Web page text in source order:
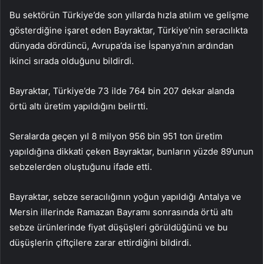
Bu sektörün Türkiye’de son yıllarda hızla atılım ve gelişme
gösterdiğine işaret eden Bayraktar, Türkiye’nin seracılıkta
dünyada dördüncü, Avrupa’da ise İspanya’nın ardından
ikinci sırada olduğunu bildirdi.
Bayraktar, Türkiye’de 73 ilde 764 bin 207 dekar alanda
örtü altı üretim yapıldığını belirtti.
Seralarda geçen yıl 8 milyon 956 bin 951 ton üretim
yapıldığına dikkati çeken Bayraktar, bunların yüzde 89’unun
sebzelerden oluştuğunu ifade etti.
Bayraktar, sebze seracılığının yoğun yapıldığı Antalya ve
Mersin illerinde Ramazan Bayramı sonrasında örtü altı
sebze ürünlerinde fiyat düşüşleri görüldüğünü ve bu
düşüşlerin çiftçilere zarar ettirdiğini bildirdi.